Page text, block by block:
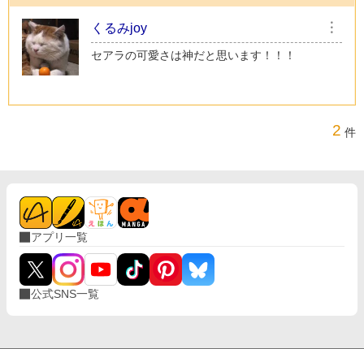
くるみjoy ︙
セアラの可愛さは神だと思います！！！
2 件
アプリ一覧
公式SNS一覧